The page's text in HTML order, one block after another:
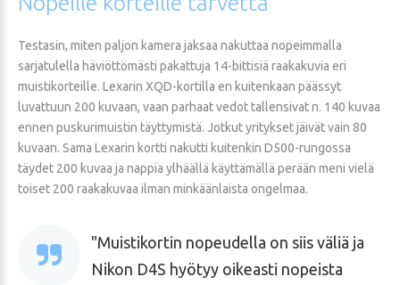
Testasin, miten paljon kamera jaksaa nakuttaa nopeimmalla
sarjatulella häviöttömästi pakattuja 14-bittisiä raakakuvia eri
muistikorteille. Lexarin XQD-kortilla en kuitenkaan päässyt
luvattuun 200 kuvaan, vaan parhaat vedot tallensivat n. 140 kuvaa
ennen puskurimuistin täyttymistä. Jotkut yritykset jäivät vain 80
kuvaan. Sama Lexarin kortti nakutti kuitenkin D500-rungossa
täydet 200 kuvaa ja nappia ylhäällä käyttämällä perään meni vielä
toiset 200 raakakuvaa ilman minkäänlaista ongelmaa.
Muistikortin nopeudella on siis väliä ja
Nikon D4S hyötyy oikeasti nopeista